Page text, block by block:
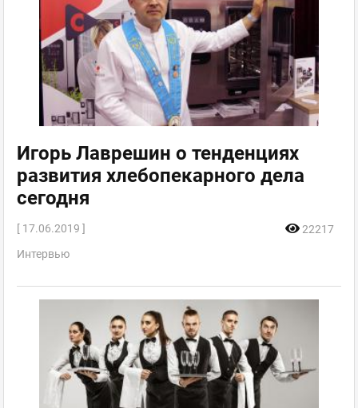
Игорь Лаврешин о тенденциях
развития хлебопекарного дела
сегодня
[ 17.06.2019 ]
22217
Интервью